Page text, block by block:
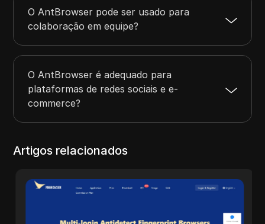
O AntBrowser pode ser usado para
colaboração em equipe?
O AntBrowser é adequado para
plataformas de redes sociais e e-
commerce?
Artigos relacionados